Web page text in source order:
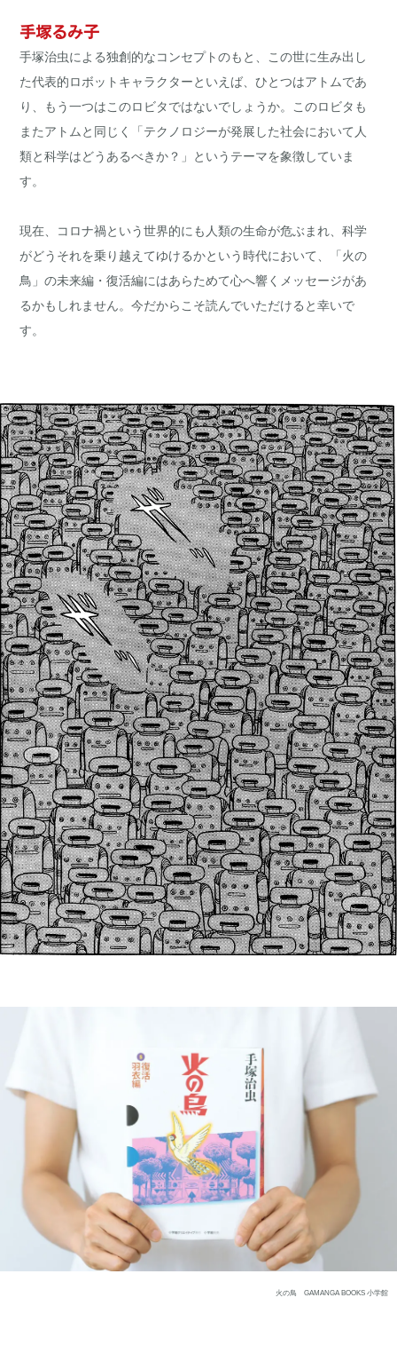
手塚るみ子
手塚治虫による独創的なコンセプトのもと、この世に生み出し
た代表的ロボットキャラクターといえば、ひとつはアトムであ
り、もう一つはこのロビタではないでしょうか。このロビタも
またアトムと同じく「テクノロジーが発展した社会において人
類と科学はどうあるべきか？」というテーマを象徴していま
す。
現在、コロナ禍という世界的にも人類の生命が危ぶまれ、科学
がどうそれを乗り越えてゆけるかという時代において、「火の
鳥」の未来編・復活編にはあらためて心へ響くメッセージがあ
るかもしれません。今だからこそ読んでいただけると幸いで
す。
火の鳥 GAMANGA BOOKS 小学館